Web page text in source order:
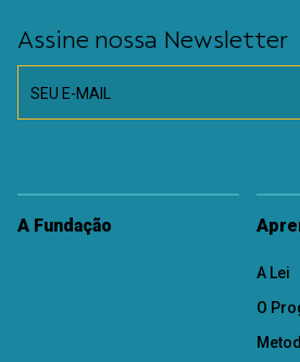
Assine nossa Newsletter
SEU E-MAIL
A Fundação
A Lei
O